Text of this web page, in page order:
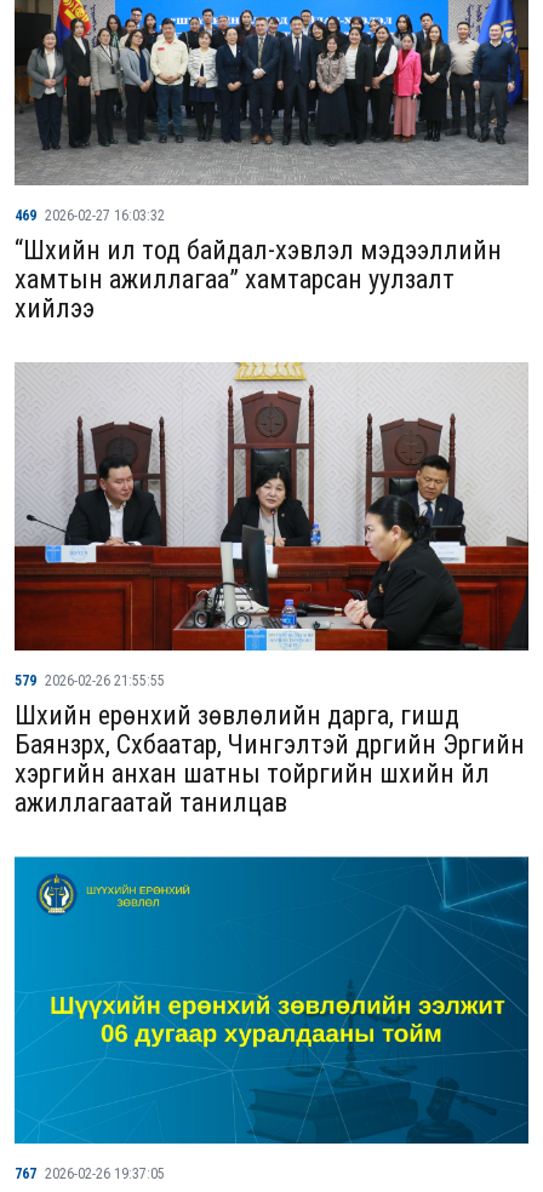
469 2026-02-27 16:03:32
“Шүүхийн ил тод байдал-хэвлэл мэдээллийн
хамтын ажиллагаа” хамтарсан уулзалт
хийлээ
579 2026-02-26 21:55:55
Шүүхийн ерөнхий зөвлөлийн дарга, гишүүд
Баянзүрх, Сүхбаатар, Чингэлтэй дүүргийн Эрүүгийн
хэргийн анхан шатны тойргийн шүүхийн үйл
ажиллагаатай танилцав
767 2026-02-26 19:37:05